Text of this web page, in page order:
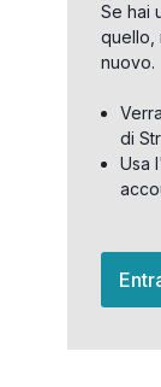
Se hai
quello,
nuovo.
di
Usa